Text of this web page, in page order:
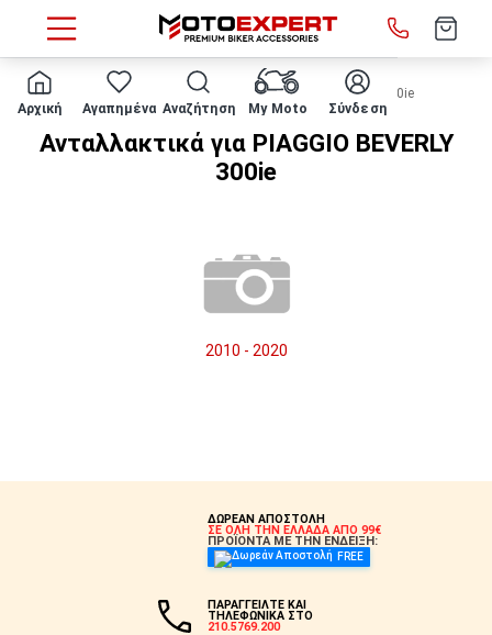
Αρχική Αγαπημένα Αναζήτηση My Moto Σύνδεση
HOME Μάρκα/μοντέλο PIAGGIO BEVERLY 300ie
Ανταλλακτικά για PIAGGIO BEVERLY
300ie
2010 - 2020
ΔΩΡΕΑΝ ΑΠΟΣΤΟΛΗ
ΣΕ ΟΛΗ ΤΗΝ ΕΛΛΑΔΑ ΑΠΟ 99€
ΠΡΟΪΟΝΤΑ ΜΕ ΤΗΝ ΕΝΔΕΙΞΗ:
FREE
ΠΑΡΑΓΓΕΙΛΤΕ ΚΑΙ
ΤΗΛΕΦΩΝΙΚΑ ΣΤΟ
210.5769.200